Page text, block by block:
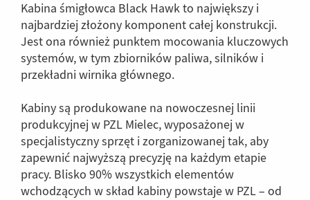
Kabina śmigłowca Black Hawk to największy i
najbardziej złożony komponent całej konstrukcji.
Jest ona również punktem mocowania kluczowych
systemów, w tym zbiorników paliwa, silników i
przekładni wirnika głównego.
Kabiny są produkowane na nowoczesnej linii
produkcyjnej w PZL Mielec, wyposażonej w
specjalistyczny sprzęt i zorganizowanej tak, aby
zapewnić najwyższą precyzję na każdym etapie
pracy. Blisko 90% wszystkich elementów
wchodzących w skład kabiny powstaje w PZL – od